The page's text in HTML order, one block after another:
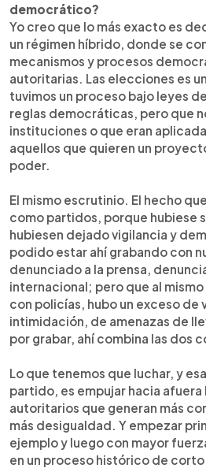
democrático?
Yo creo que lo más exacto es
un régimen híbrido, donde se
mecanismos y procesos
autoritarias. Las elecciones es
tuvimos un proceso bajo leyes
reglas democráticas, pero que
instituciones o que eran
aquellos que quieren un
poder.
El mismo escrutinio. El hecho
como partidos, porque hubiese
hubiesen dejado vigilancia y
podido estar ahí grabando con
denunciado a la prensa,
internacional; pero que al
con policías, hubo un exceso de
intimidación, de amenazas de
por grabar, ahí combina las dos
Lo que tenemos que luchar, y
partido, es empujar hacia
autoritarios que generan más
más desigualdad. Y empezar
ejemplo y luego con mayor
en un proceso histórico de